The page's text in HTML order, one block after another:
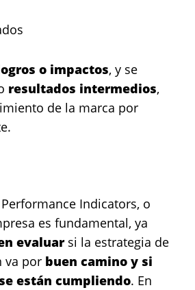
o impactos, y se
resultados intermedios,
de la marca por
Indicators, o
es fundamental, ya
evaluarsi la estrategia de
va por buen camino y si
están cumpliendo. En